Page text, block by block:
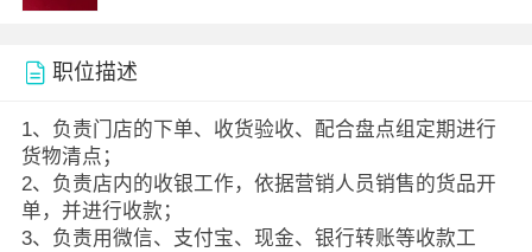
职位描述
1、负责门店的下单、收货验收、配合盘点组定期进行
货物清点；
2、负责店内的收银工作，依据营销人员销售的货品开
单，并进行收款；
3、负责用微信、支付宝、现金、银行转账等收款工